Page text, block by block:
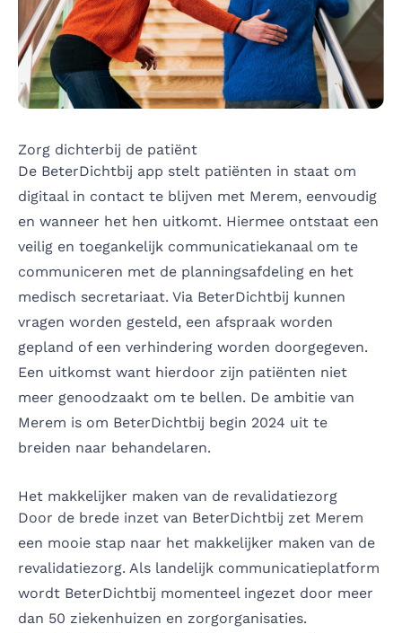
Zorg dichterbij de patiënt
De BeterDichtbij app stelt patiënten in staat om
digitaal in contact te blijven met Merem, eenvoudig
en wanneer het hen uitkomt. Hiermee ontstaat een
veilig en toegankelijk communicatiekanaal om te
communiceren met de planningsafdeling en het
medisch secretariaat. Via BeterDichtbij kunnen
vragen worden gesteld, een afspraak worden
gepland of een verhindering worden doorgegeven.
Een uitkomst want hierdoor zijn patiënten niet
meer genoodzaakt om te bellen. De ambitie van
Merem is om BeterDichtbij begin 2024 uit te
breiden naar behandelaren.
Het makkelijker maken van de revalidatiezorg
Door de brede inzet van BeterDichtbij zet Merem
een mooie stap naar het makkelijker maken van de
revalidatiezorg. Als landelijk communicatieplatform
wordt BeterDichtbij momenteel ingezet door meer
dan 50 ziekenhuizen en zorgorganisaties.